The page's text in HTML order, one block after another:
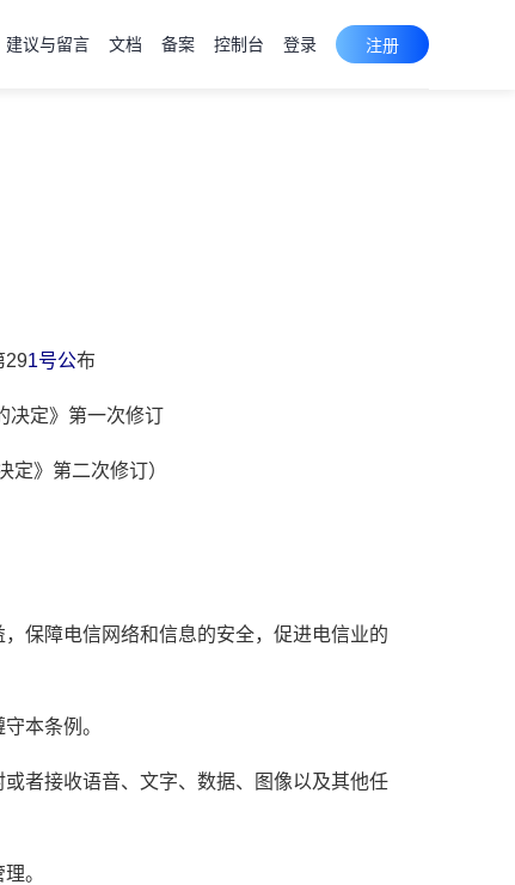
建议与留言 文档 备案 控制台 登录 注册
291号公布
决定》第一次修订
》第二次修订）
保障电信网络和信息的安全，促进电信业的
本条例。
者接收语音、文字、数据、图像以及其他任
。